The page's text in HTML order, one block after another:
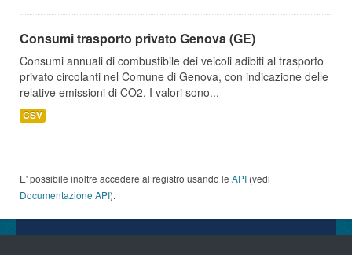
Consumi trasporto privato Genova (GE)
Consumi annuali di combustibile dei veicoli adibiti al trasporto
privato circolanti nel Comune di Genova, con indicazione delle
relative emissioni di CO2. I valori sono...
CSV
E' possibile inoltre accedere al registro usando le API (vedi
Documentazione API).